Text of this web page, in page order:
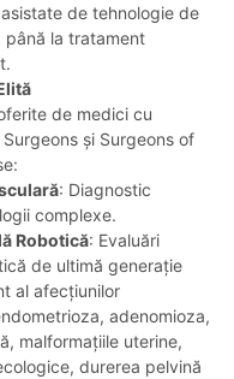
de tehnologie de
la tratament
de medici cu
și Surgeons of
: Diagnostic
complexe.
Robotică: Evaluări
de ultimă generație
al afecțiunilor
adenomioza,
malformațiile uterine,
durerea pelvină